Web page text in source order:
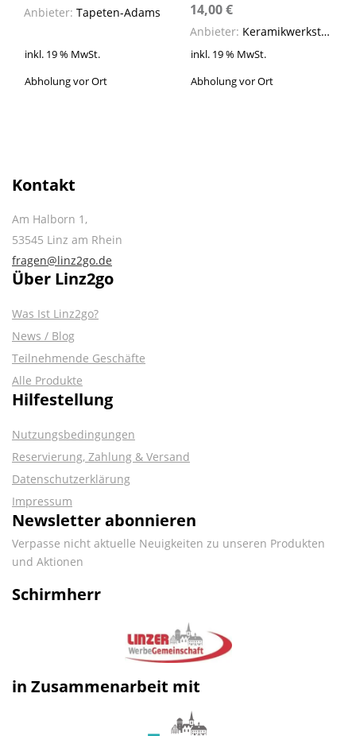
Anbieter: Tapeten-Adams
inkl. 19 % MwSt.
Abholung vor Ort
14,00€
Anbieter: Keramikwerkstatt SteinZeug
inkl. 19 % MwSt.
Abholung vor Ort
Kontakt
Am Halborn 1,
53545 Linz am Rhein
fragen@linz2go.de
Über Linz2go
Was Ist Linz2go?
News / Blog
Teilnehmende Geschäfte
Alle Produkte
Hilfestellung
Nutzungsbedingungen
Reservierung, Zahlung & Versand
Datenschutzerklärung
Impressum
Newsletter abonnieren
Verpasse nicht aktuelle Neuigkeiten zu unseren Produkten
und Aktionen
Schirmherr
in Zusammenarbeit mit